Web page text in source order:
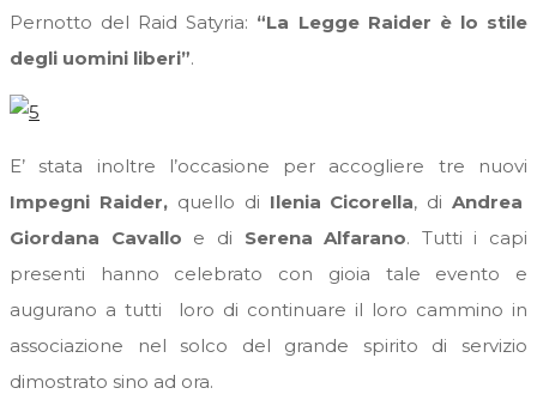
Pernotto del Raid Satyria: “La Legge Raider è lo stile
degli uomini liberi”.
E’ stata inoltre l’occasione per accogliere tre nuovi
Impegni Raider,quello di Ilenia Cicorella, diAndrea
Giordana Cavallo e di Serena Alfarano. Tutti i capi
presenti hanno celebrato con gioia tale evento e
augurano a tutti loro di continuare il loro cammino in
associazione nel solco del grande spirito di servizio
dimostrato sino ad ora.